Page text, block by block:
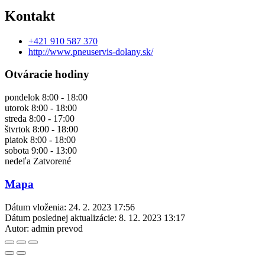
Kontakt
+421 910 587 370
http://www.pneuservis-dolany.sk/
Otváracie hodiny
pondelok 8:00 - 18:00
utorok 8:00 - 18:00
streda 8:00 - 17:00
štvrtok 8:00 - 18:00
piatok 8:00 - 18:00
sobota 9:00 - 13:00
nedeľa Zatvorené
Mapa
Dátum vloženia: 24. 2. 2023 17:56
Dátum poslednej aktualizácie: 8. 12. 2023 13:17
Autor: admin prevod